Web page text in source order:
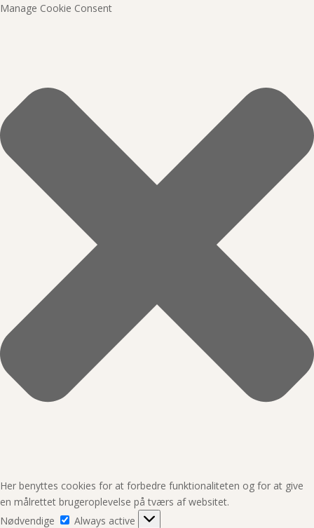
Manage Cookie Consent
Her benyttes cookies for at forbedre funktionaliteten og for at give
en målrettet brugeroplevelse på tværs af websitet.
Nødvendige
Nødvendige
Always active